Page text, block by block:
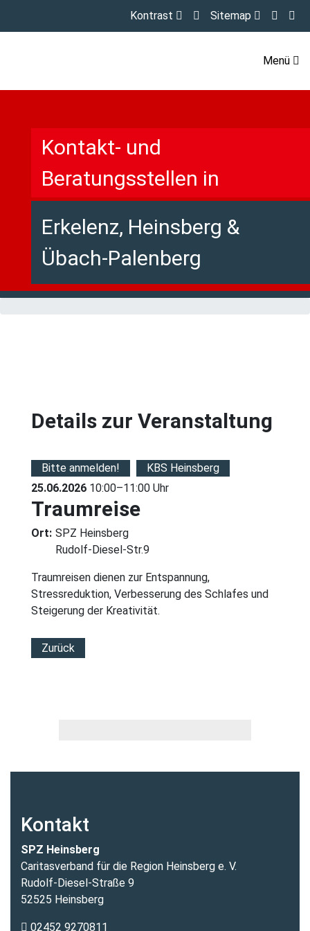
Kontrast Sitemap
Menü
Kontakt- und
Beratungsstellen in
Erkelenz, Heinsberg &
Übach-Palenberg
Details zur Veranstaltung
Bitte anmelden!
KBS Heinsberg
25.06.2026 10:00–11:00 Uhr
Traumreise
Ort: SPZ Heinsberg
Rudolf-Diesel-Str.9
Traumreisen dienen zur Entspannung,
Stressreduktion, Verbesserung des Schlafes und
Steigerung der Kreativität.
Zurück
Kontakt
SPZ Heinsberg
Caritasverband für die Region Heinsberg e. V.
Rudolf-Diesel-Straße 9
52525 Heinsberg
02452 9270811